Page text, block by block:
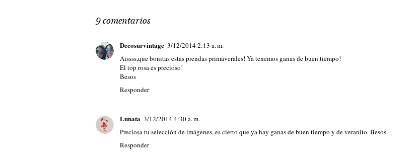
9 comentarios
Decosurvintage 3/12/2014 2:13 a. m.
Aissss,que bonitas estas prendas primaverales! Ya tenemos ganas de buen tiempo!
El top rosa es precioso!
Besos
Responder
Lunata 3/12/2014 4:30 a. m.
Preciosa tu selección de imágenes, es cierto que ya hay ganas de buen tiempo y de veranito. Besos.
Responder